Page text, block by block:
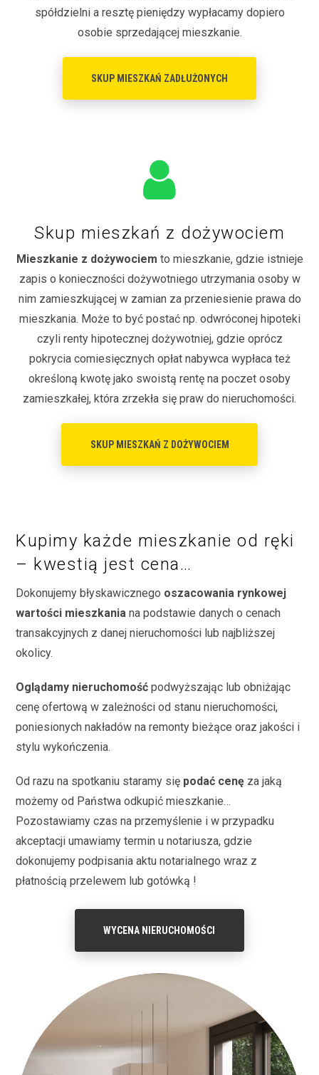
spółdzielni a resztę pieniędzy wypłacamy dopiero
osobie sprzedającej mieszkanie.
SKUP MIESZKAŃ ZADŁUŻONYCH
Skup mieszkań z dożywociem
Mieszkanie z dożywociem to mieszkanie, gdzie istnieje
zapis o konieczności dożywotniego utrzymania osoby w
nim zamieszkującej w zamian za przeniesienie prawa do
mieszkania. Może to być postać np. odwróconej hipoteki
czyli renty hipotecznej dożywotniej, gdzie oprócz
pokrycia comiesięcznych opłat nabywca wypłaca też
określoną kwotę jako swoistą rentę na poczet osoby
zamieszkałej, która zrzekła się praw do nieruchomości.
SKUP MIESZKAŃ Z DOŻYWOCIEM
Kupimy każde mieszkanie od ręki
– kwestią jest cena…
Dokonujemy błyskawicznego oszacowania rynkowej
wartości mieszkania na podstawie danych o cenach
transakcyjnych z danej nieruchomości lub najbliższej
okolicy.
Oglądamy nieruchomość podwyższając lub obniżając
cenę ofertową w zależności od stanu nieruchomości,
poniesionych nakładów na remonty bieżące oraz jakości i
stylu wykończenia.
Od razu na spotkaniu staramy się podać cenę za jaką
możemy od Państwa odkupić mieszkanie…
Pozostawiamy czas na przemyślenie i w przypadku
akceptacji umawiamy termin u notariusza, gdzie
dokonujemy podpisania aktu notarialnego wraz z
płatnością przelewem lub gotówką !
WYCENA NIERUCHOMOŚCI